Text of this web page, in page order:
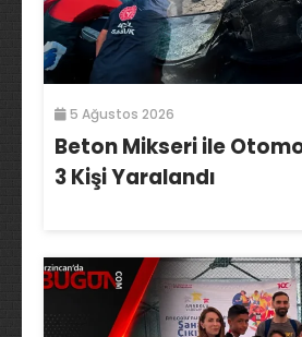
5 Ağustos 2026
Beton Mikseri ile
3 Kişi Yaralandı